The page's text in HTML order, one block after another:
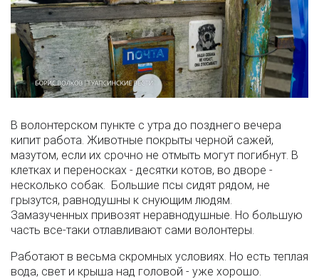
В волонтерском пункте с утра до позднего вечера
кипит работа. Животные покрыты черной сажей,
мазутом, если их срочно не отмыть могут погибнут. В
клетках и переносках - десятки котов, во дворе -
несколько собак. Большие псы сидят рядом, не
грызутся, равнодушны к снующим людям.
Замазученных привозят неравнодушные. Но большую
часть все-таки отлавливают сами волонтеры.
Работают в весьма скромных условиях. Но есть теплая
вода, свет и крыша над головой - уже хорошо.